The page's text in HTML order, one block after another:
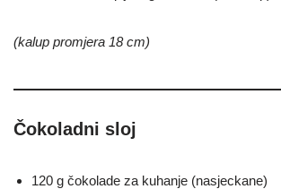
(kalup promjera 18 cm)
Čokoladni sloj
120 g čokolade za kuhanje (nasjeckane)